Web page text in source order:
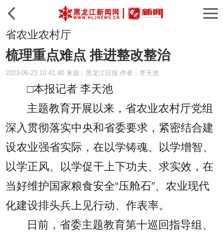
省农业农村厅
梳理重点难点 推进整改整治
2023-06-23 10:41:40 来源：黑龙江日报 作者：李天池
□本报记者 李天池
主题教育开展以来，省农业农村厅党组
深入贯彻落实中央和省委要求，紧密结合建
设农业强省实际，在以学铸魂、以学增智、
以学正风、以学促干上下功夫、求实效，在
当好维护国家粮食安全“压舱石”、农业现代
化建设排头兵上见行动、作表率。
日前，省委主题教育第十巡回指导组、